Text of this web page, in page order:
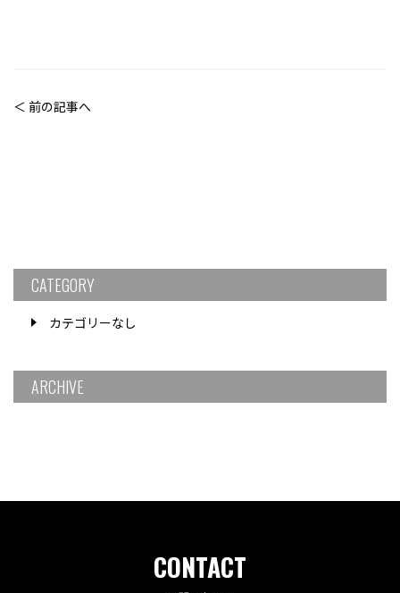
＜ 前の記事へ
CATEGORY
カテゴリーなし
ARCHIVE
CONTACT